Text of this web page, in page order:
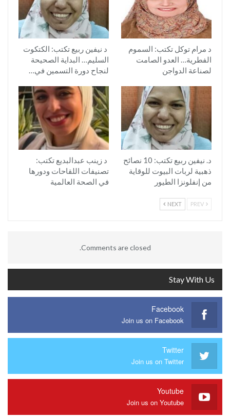
د مرام توكل تكتب: السموم
الفطرية… العدو الصامت
لصناعة الدواجن
د نيفين ربيع تكتب: الكتكوت
السليم… البداية الصحيحة
لنجاح دورة التسمين في…
د. نيفين ربيع تكتب: 10 نصائح
ذهبية لربات البيوت للوقاية
من إنفلونزا الطيور
د زينب عبدالبديع تكتب:
تصنيفات اللقاحات ودورها
في الصحة العالمية
NEXT
Comments are closed.
Stay With Us
Facebook
Join us on Facebook
Twitter
Join us on Twitter
Youtube
Join us on Youtube